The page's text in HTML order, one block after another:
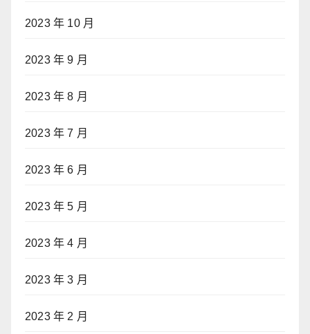
2023 年 10 月
2023 年 9 月
2023 年 8 月
2023 年 7 月
2023 年 6 月
2023 年 5 月
2023 年 4 月
2023 年 3 月
2023 年 2 月